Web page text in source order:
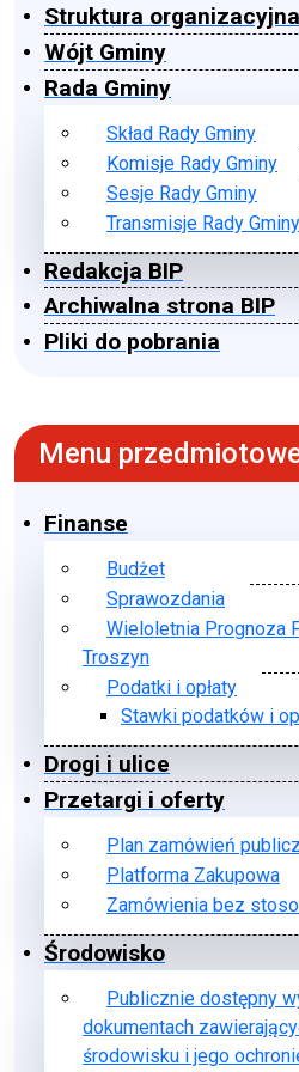
Struktura organizacyjna
Wójt Gminy
Rada Gminy
Skład Rady Gminy
Komisje Rady Gminy
Sesje Rady Gminy
Transmisje Rady Gminy
Redakcja BIP
Archiwalna strona BIP
Pliki do pobrania
Menu
Finanse
Budżet
Sprawozdania
Wieloletnia Prognoza
Troszyn
Podatki i opłaty
Stawki podatków i
Drogi i ulice
Przetargi i oferty
Plan zamówień
Platforma Zakupowa
Zamówienia bez
Środowisko
Publicznie dostępny
dokumentach
środowisku i jego